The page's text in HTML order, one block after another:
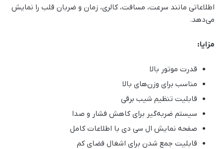
اطلاعاتی مانند سرعت، مسافت، کالری، زمان و ضربان قلب را نمایش
می‌دهد.
مزایا:
قدرت موتور بالا
مناسب برای وزن‌های بالا
قابلیت تنظیم شیب برقی
سیستم ضربه‌گیر برای کاهش فشار و صدا
صفحه نمایش ال سی دی با اطلاعات کامل
قابلیت جمع شدن برای اشغال فضای کم